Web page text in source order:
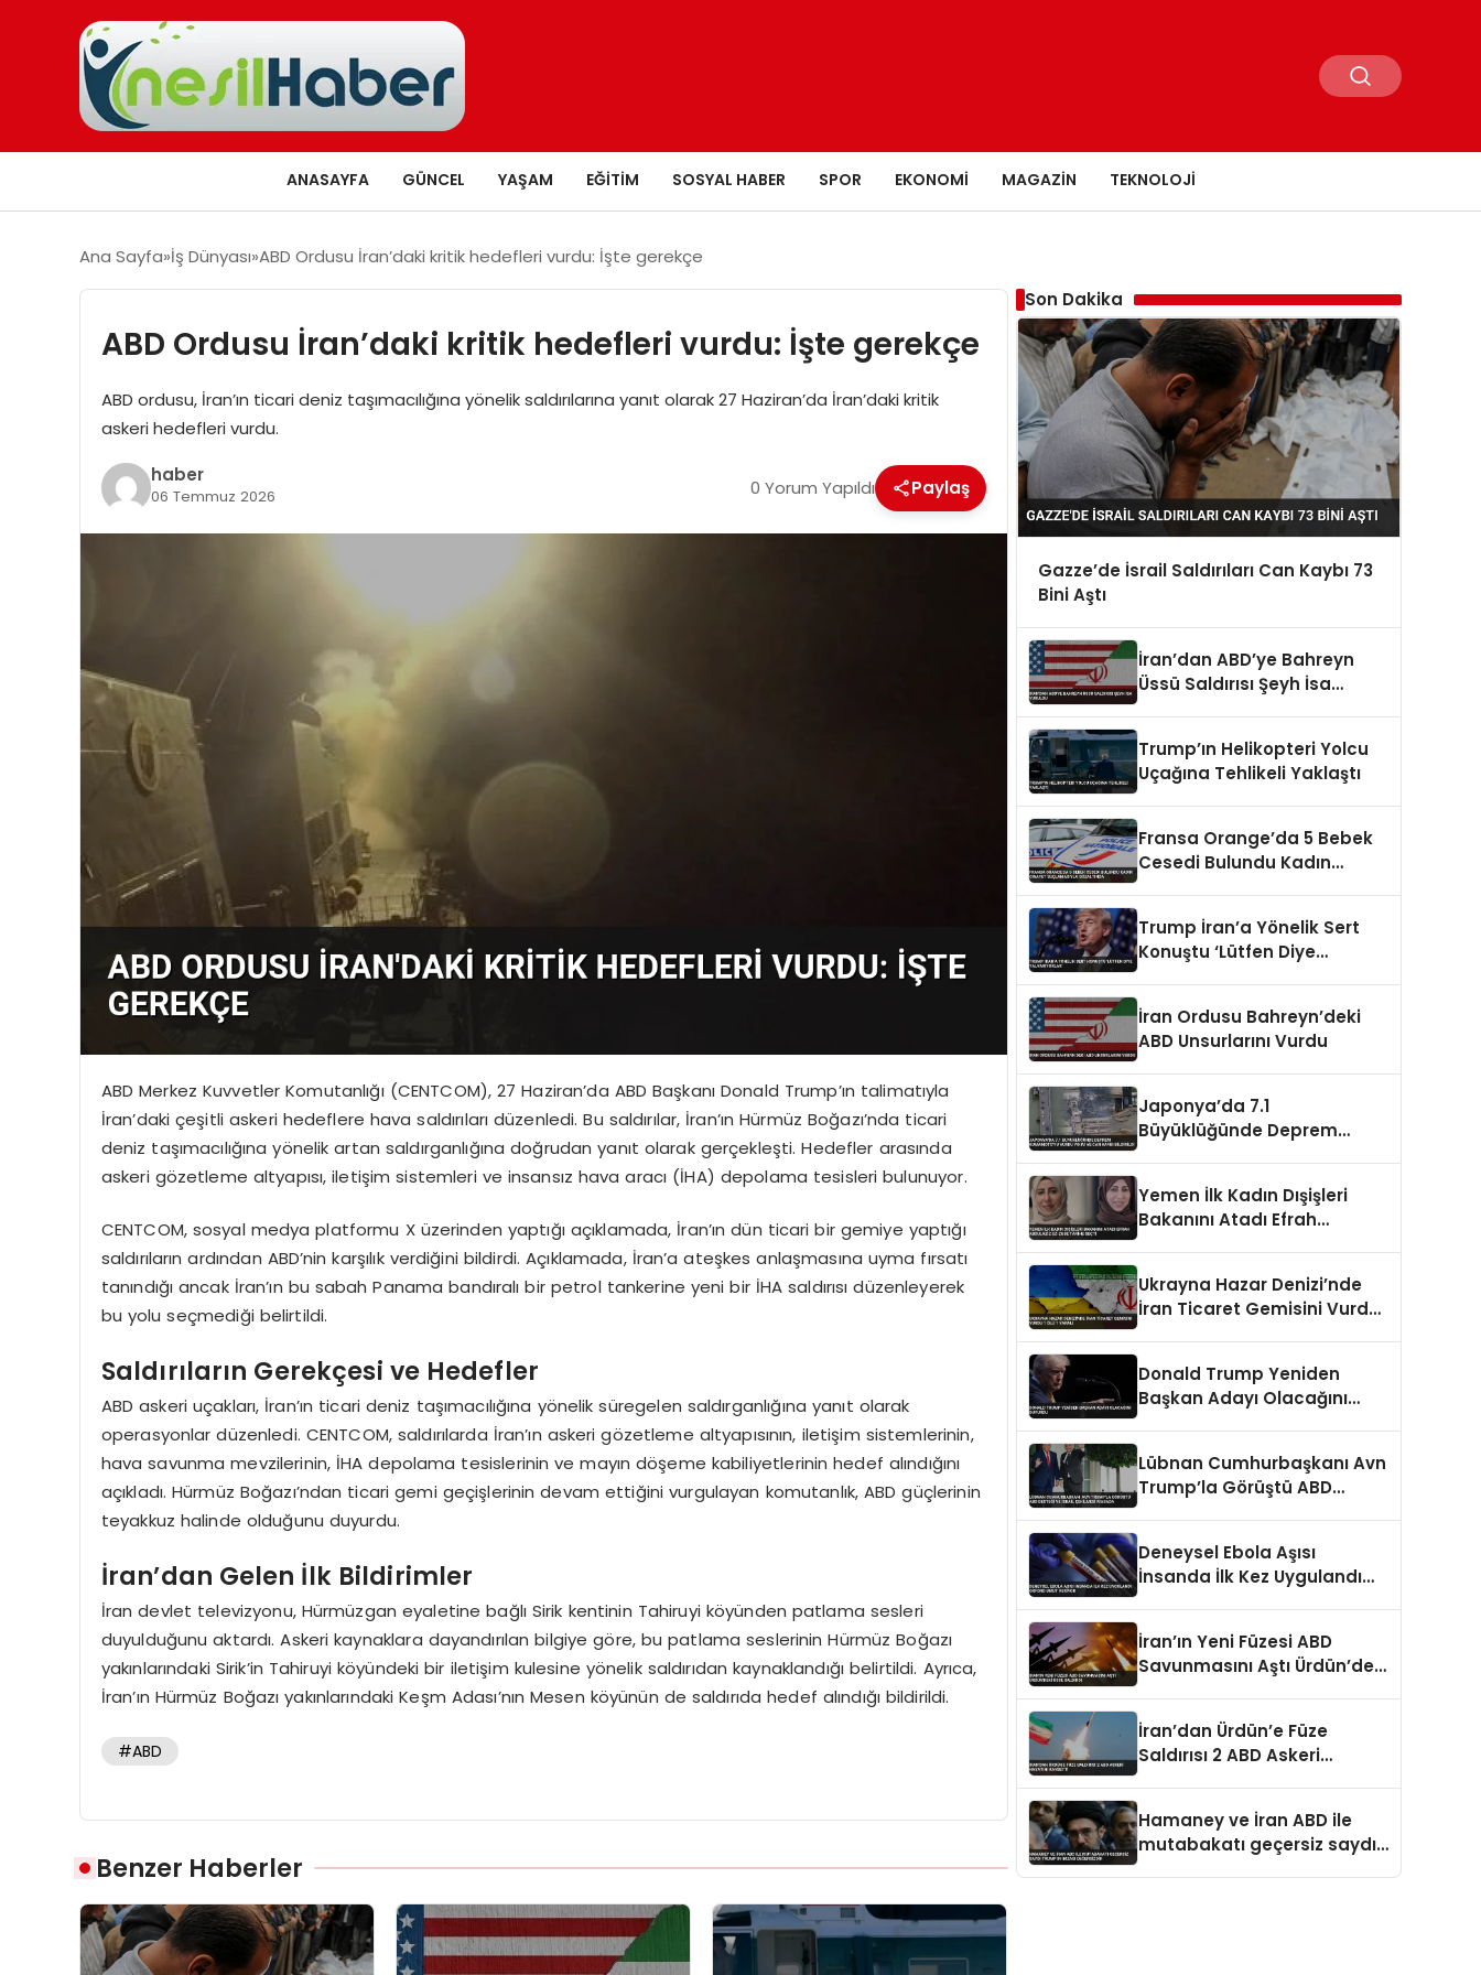
ANASAYFA GÜNCEL YAŞAM EĞITIM SOSYAL HABER SPOR EKONOMI MAGAZIN TEKNOLOJI
Ana Sayfa İş Dünyası ABD Ordusu İran’daki kritik hedefleri vurdu: İşte gerekçe
ABD Ordusu İran’daki kritik hedefleri vurdu: İşte gerekçe
ABD ordusu, İran’ın ticari deniz taşımacılığına yönelik saldırılarına yanıt olarak 27 Haziran’da İran’daki kritik
askeri hedefleri vurdu.
haber
06 Temmuz 2026 0 Yorum Yapıldı Paylaş
ABD Merkez Kuvvetler Komutanlığı (CENTCOM), 27 Haziran’da ABD Başkanı Donald Trump’ın talimatıyla
İran’daki çeşitli askeri hedeflere hava saldırıları düzenledi. Bu saldırılar, İran’ın Hürmüz Boğazı’nda ticari
deniz taşımacılığına yönelik artan saldırganlığına doğrudan yanıt olarak gerçekleşti. Hedefler arasında
askeri gözetleme altyapısı, iletişim sistemleri ve insansız hava aracı (İHA) depolama tesisleri bulunuyor.
CENTCOM, sosyal medya platformu X üzerinden yaptığı açıklamada, İran’ın dün ticari bir gemiye yaptığı
saldırıların ardından ABD’nin karşılık verdiğini bildirdi. Açıklamada, İran’a ateşkes anlaşmasına uyma fırsatı
tanındığı ancak İran’ın bu sabah Panama bandıralı bir petrol tankerine yeni bir İHA saldırısı düzenleyerek
bu yolu seçmediği belirtildi.
Saldırıların Gerekçesi ve Hedefler
ABD askeri uçakları, İran’ın ticari deniz taşımacılığına yönelik süregelen saldırganlığına yanıt olarak
operasyonlar düzenledi. CENTCOM, saldırılarda İran’ın askeri gözetleme altyapısının, iletişim sistemlerinin,
hava savunma mevzilerinin, İHA depolama tesislerinin ve mayın döşeme kabiliyetlerinin hedef alındığını
açıkladı. Hürmüz Boğazı’ndan ticari gemi geçişlerinin devam ettiğini vurgulayan komutanlık, ABD güçlerinin
teyakkuz halinde olduğunu duyurdu.
İran’dan Gelen İlk Bildirimler
İran devlet televizyonu, Hürmüzgan eyaletine bağlı Sirik kentinin Tahiruyi köyünden patlama sesleri
duyulduğunu aktardı. Askeri kaynaklara dayandırılan bilgiye göre, bu patlama seslerinin Hürmüz Boğazı
yakınlarındaki Sirik’in Tahiruyi köyündeki bir iletişim kulesine yönelik saldırıdan kaynaklandığı belirtildi. Ayrıca,
İran’ın Hürmüz Boğazı yakınlarındaki Keşm Adası’nın Mesen köyünün de saldırıda hedef alındığı bildirildi.
#ABD
Benzer Haberler
Son Dakika
Gazze’de İsrail Saldırıları Can Kaybı 73
Bini Aştı
İran’dan ABD’ye Bahreyn
Üssü Saldırısı Şeyh İsa
Trump’ın Helikopteri Yolcu
Uçağına Tehlikeli Yaklaştı
Fransa Orange’da 5 Bebek
Cesedi Bulundu Kadın
Trump İran’a Yönelik Sert
Konuştu ‘Lütfen Diye
İran Ordusu Bahreyn’deki
ABD Unsurlarını Vurdu
Japonya’da 7.1
Büyüklüğünde Deprem
Yemen İlk Kadın Dışişleri
Bakanını Atadı Efrah
Ukrayna Hazar Denizi’nde
İran Ticaret Gemisini Vurdu 1
Donald Trump Yeniden
Başkan Adayı Olacağını
Lübnan Cumhurbaşkanı Avn
Trump’la Görüştü ABD
Deneysel Ebola Aşısı
İnsanda İlk Kez Uygulandı
İran’ın Yeni Füzesi ABD
Savunmasını Aştı Ürdün’deki
İran’dan Ürdün’e Füze
Saldırısı 2 ABD Askeri
Hamaney ve İran ABD ile
mutabakatı geçersiz saydı